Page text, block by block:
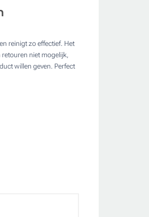
reinigt zo effectief. Het
niet mogelijk,
willen geven. Perfect